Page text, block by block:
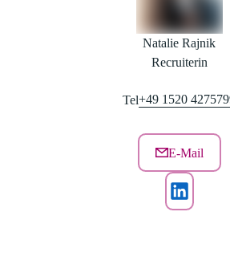
Natalie Rajnik
Recruiterin
Tel+49 1520
E-Mail